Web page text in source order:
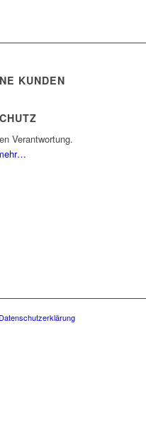
KUNDEN
Verantwortung.
Datenschutzerklärung